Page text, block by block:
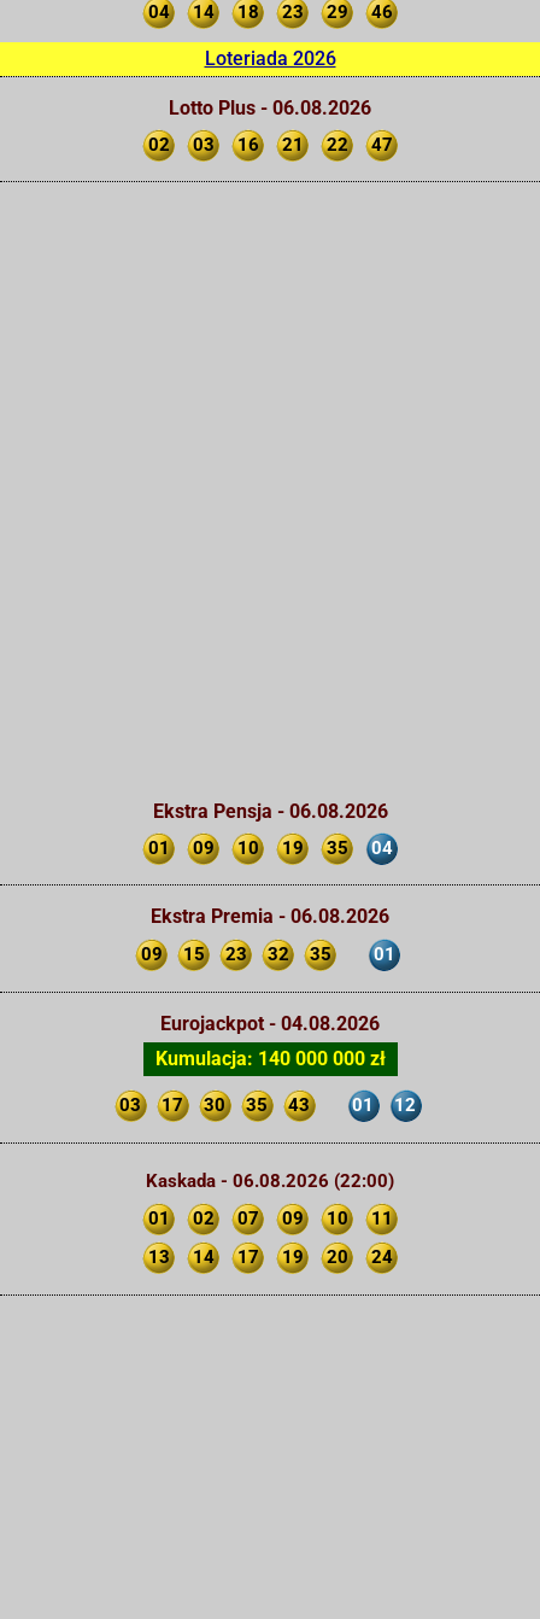
04 14 18 23 29 46
Loteriada 2026
Lotto Plus - 06.08.2026
02 03 16 21 22 47
Ekstra Pensja - 06.08.2026
01 09 10 19 35 04
Ekstra Premia - 06.08.2026
09 15 23 32 35 01
Eurojackpot - 04.08.2026
Kumulacja: 140 000 000 zł
03 17 30 35 43 01 12
Kaskada - 06.08.2026 (22:00)
01
02 07 09 10
11
13
14 17 19 20 24